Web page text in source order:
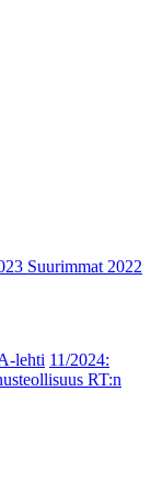
Suurimmat 2022
lehti 11/2024:
RT:n